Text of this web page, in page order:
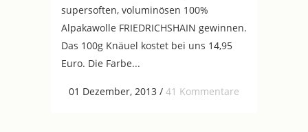
supersoften, voluminösen 100%
Alpakawolle FRIEDRICHSHAIN gewinnen.
Das 100g Knäuel kostet bei uns 14,95
Euro. Die Farbe...
01 Dezember, 2013 / 41 Kommentare